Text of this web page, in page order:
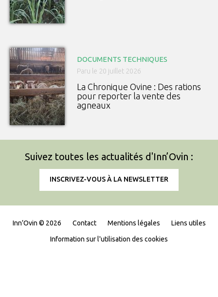
DOCUMENTS TECHNIQUES
Paru le 20 juillet 2026
La Chronique Ovine : Des rations
pour reporter la vente des
agneaux
Suivez toutes les actualités d'Inn’Ovin :
INSCRIVEZ-VOUS À LA NEWSLETTER
Inn’Ovin © 2026 Contact Mentions légales Liens utiles
Information sur l'utilisation des cookies